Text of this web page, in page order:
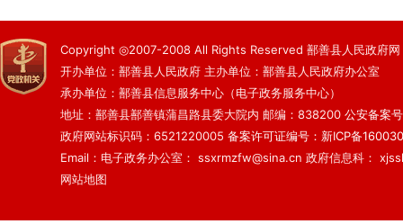
Copyright ◎2007-2008 All Rights Reserved 鄯善县人民政府网
开办单位：鄯善县人民政府 主办单位：鄯善县人民政府办公室
承办单位：鄯善县信息服务中心（电子政务服务中心）
地址：鄯善县鄯善镇蒲昌路县委大院内 邮编：838200 公安备案
政府网站标识码：6521220005 备案许可证编号：新ICP备
Email：电子政务办公室： ssxrmzfw@sina.cn 政府信息科：
网站地图